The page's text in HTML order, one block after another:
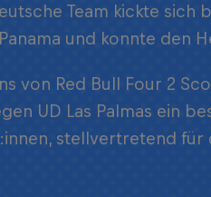
Team kickte sich
und konnte den
von Red Bull Four 2
UD Las Palmas ein
stellvertretend für